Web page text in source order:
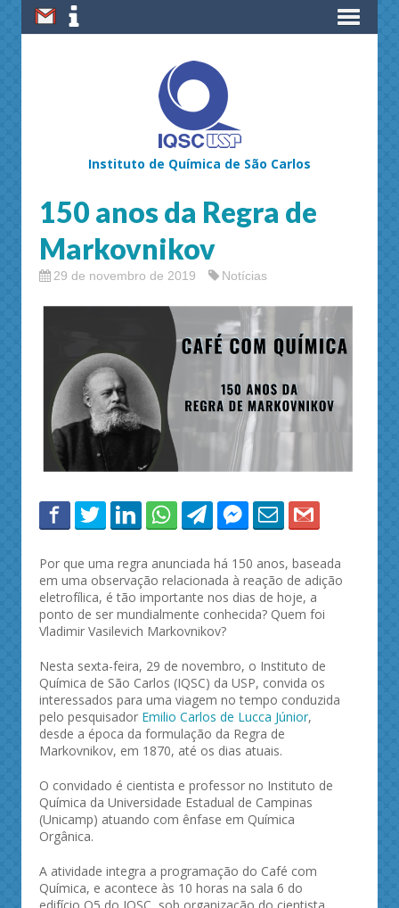
Instituto de Química de São Carlos
150 anos da Regra de
Markovnikov
29 de novembro de 2019 Notícias
Por que uma regra anunciada há 150 anos, baseada
em uma observação relacionada à reação de adição
eletrofílica, é tão importante nos dias de hoje, a
ponto de ser mundialmente conhecida? Quem foi
Vladimir Vasilevich Markovnikov?
Nesta sexta-feira, 29 de novembro, o Instituto de
Química de São Carlos (IQSC) da USP, convida os
interessados para uma viagem no tempo conduzida
pelo pesquisador Emilio Carlos de Lucca Júnior,
desde a época da formulação da Regra de
Markovnikov, em 1870, até os dias atuais.
O convidado é cientista e professor no Instituto de
Química da Universidade Estadual de Campinas
(Unicamp) atuando com ênfase em Química
Orgânica.
A atividade integra a programação do Café com
Química, e acontece às 10 horas na sala 6 do
edifício Q5 do IQSC, sob organização do cientista